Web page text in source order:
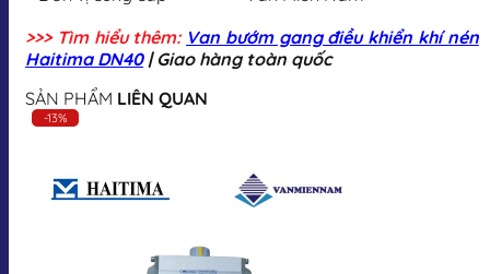
>>> Tìm hiểu thêm: Van bướm gang điều khiển khí nén
Haitima DN40| Giao hàng toàn quốc
SẢN PHẨM LIÊN QUAN
-13%